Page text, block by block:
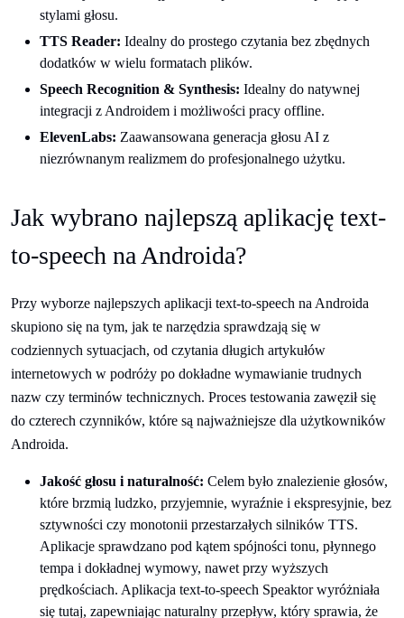
stylami głosu.
TTS Reader: Idealny do prostego czytania bez zbędnych
dodatków w wielu formatach plików.
Speech Recognition & Synthesis: Idealny do natywnej
integracji z Androidem i możliwości pracy offline.
ElevenLabs: Zaawansowana generacja głosu AI z
niezrównanym realizmem do profesjonalnego użytku.
Jak wybrano najlepszą aplikację text-
to-speech na Androida?
Przy wyborze najlepszych aplikacji text-to-speech na Androida
skupiono się na tym, jak te narzędzia sprawdzają się w
codziennych sytuacjach, od czytania długich artykułów
internetowych w podróży po dokładne wymawianie trudnych
nazw czy terminów technicznych. Proces testowania zawęził się
do czterech czynników, które są najważniejsze dla użytkowników
Androida.
Jakość głosu i naturalność: Celem było znalezienie głosów,
które brzmią ludzko, przyjemnie, wyraźnie i ekspresyjnie, bez
sztywności czy monotonii przestarzałych silników TTS.
Aplikacje sprawdzano pod kątem spójności tonu, płynnego
tempa i dokładnej wymowy, nawet przy wyższych
prędkościach. Aplikacja text-to-speech Speaktor wyróżniała
się tutaj, zapewniając naturalny przepływ, który sprawia, że